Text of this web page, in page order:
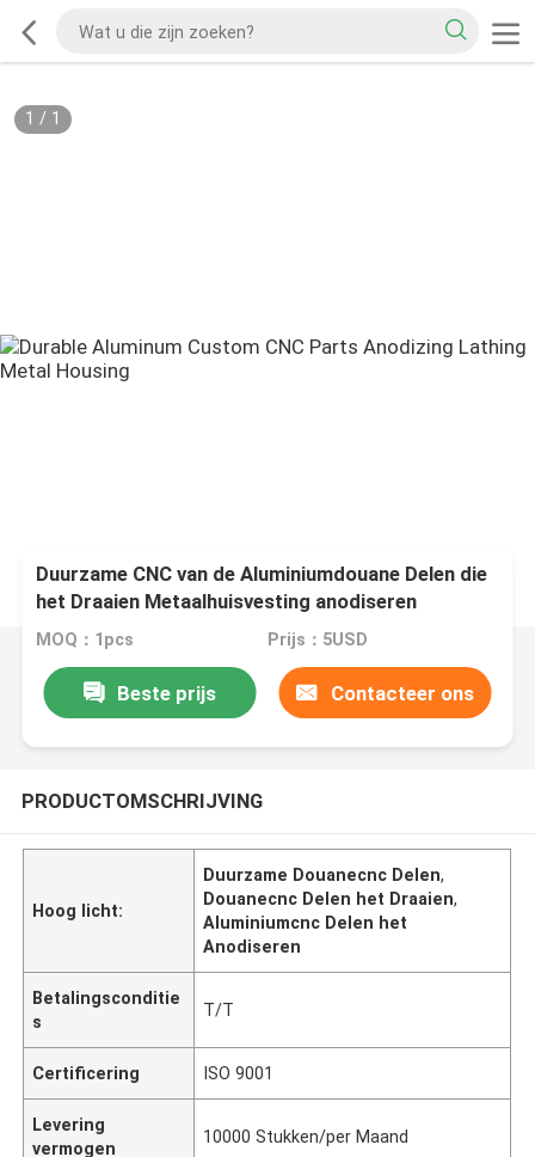
1 / 1
Duurzame CNC van de Aluminiumdouane Delen die
het Draaien Metaalhuisvesting anodiseren
MOQ：1pcs Prijs：5USD
Beste prijs Contacteer ons
PRODUCTOMSCHRIJVING
Hoog licht:
Duurzame Douanecnc Delen,
Douanecnc Delen het Draaien,
Aluminiumcnc Delen het
Anodiseren
Betalingsconditie
s
T/T
Certificering ISO 9001
Levering
vermogen
10000 Stukken/per Maand